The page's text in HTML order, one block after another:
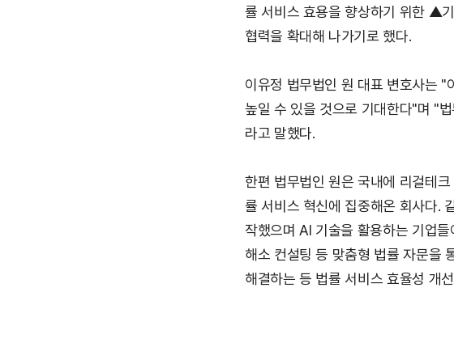
률 서비스 효용을 향상하기 위한 ▲
협력을 확대해 나가기로 했다.
이유정 법무법인 원 대표 변호사는 "
높일 수 있을 것으로 기대한다"며 "
라고 말했다.
한편 법무법인 원은 국내에 리걸테
률 서비스 혁신에 집중해온 회사다.
작했으며 AI 기술을 활용하는 기업
해소 컨설팅 등 맞춤형 법률 자문을
해결하는 등 법률 서비스 효율성 개